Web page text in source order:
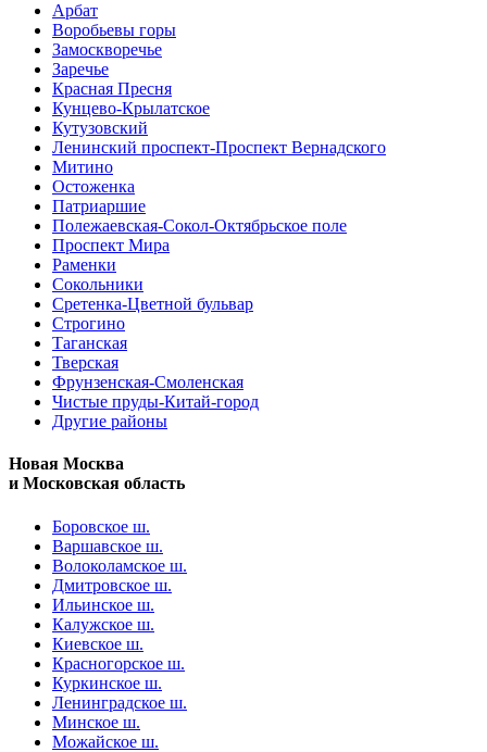
Арбат
Воробьевы горы
Замоскворечье
Заречье
Красная Пресня
Кунцево-Крылатское
Кутузовский
Ленинский проспект-Проспект Вернадского
Митино
Остоженка
Патриаршие
Полежаевская-Сокол-Октябрьское поле
Проспект Мира
Раменки
Сокольники
Сретенка-Цветной бульвар
Строгино
Таганская
Тверская
Фрунзенская-Смоленская
Чистые пруды-Китай-город
Другие районы
Новая Москва
и Московская область
Боровское ш.
Варшавское ш.
Волоколамское ш.
Дмитровское ш.
Ильинское ш.
Калужское ш.
Киевское ш.
Красногорское ш.
Куркинское ш.
Ленинградское ш.
Минское ш.
Можайское ш.